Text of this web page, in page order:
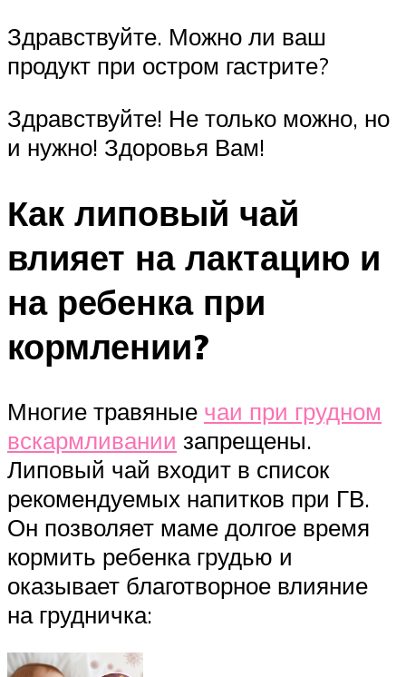
Здравствуйте. Можно ли ваш
продукт при остром гастрите?
Здравствуйте! Не только можно, но
и нужно! Здоровья Вам!
Как липовый чай
влияет на лактацию и
на ребенка при
кормлении?
Многие травяные чаи при грудном
вскармливании запрещены.
Липовый чай входит в список
рекомендуемых напитков при ГВ.
Он позволяет маме долгое время
кормить ребенка грудью и
оказывает благотворное влияние
на грудничка: